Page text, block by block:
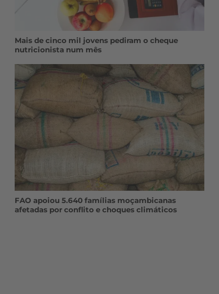
Mais de cinco mil jovens pediram o cheque
nutricionista num mês
FAO apoiou 5.640 famílias moçambicanas
afetadas por conflito e choques climáticos